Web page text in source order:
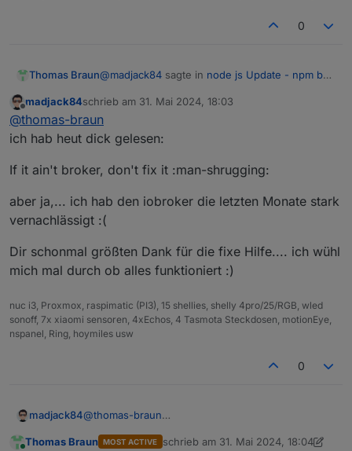
0
Thomas Braun@madjack84 sagte in node js Update - npm bad
abgesoffener ring-Adapter bzw. eine der
aktuellen nodejs-Versionen nicht mag.
Deswegen hält man seine Kiste auch
(so leicht).
Offline
madjack84schrieb am 31. Mai 2024, 18:03
zuletzt editiert von
@thomas-braun
ich hab heut dick gelesen:
If it ain't broker, don't fix it :man-shrugging:
aber ja,... ich hab den iobroker die letzten Monate stark
vernachlässigt :(
Dir schonmal größten Dank für die fixe Hilfe.... ich wühl
mich mal durch ob alles funktioniert :)
nuc i3, Proxmox, raspimatic (PI3), 15 shellies, shelly 4pro/25/RGB, wled
sonoff, 7x xiaomi sensoren, 4xEchos, 4 Tasmota Steckdosen, motionEye,
nspanel, Ring, hoymiles usw
0
madjack84@thomas-braun
If it ain't broker, don't fix it :man-shrugging:
Thomas Braun MOST ACTIVE schrieb am 31. Mai 2024, 18:04
zuletzt editiert von Thomas Braun